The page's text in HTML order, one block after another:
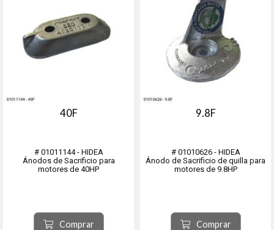
40F
# 01011144 - HIDEA
Ánodos de Sacrificio para
motores de 40HP
Comprar
9.8F
# 01010626 - HIDEA
Ánodo de Sacrificio de quilla para
motores de 9.8HP
Comprar